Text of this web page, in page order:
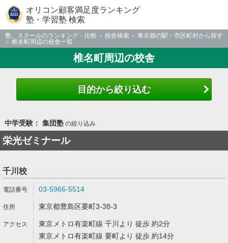
オリコン顧客満足度ランキング
塾・学習塾 検索
塾、スクールのランキング・比較 校舎検索
東京都の駅・市区町村から探す
椎名町周辺の校舎一覧
椎名町周辺の校舎
目的から絞り込む
中学受験： 集団塾の絞り込み
栄光ゼミナール
千川校
03-5966-5514
東京都豊島区要町3-38-3
東京メトロ有楽町線 千川より 徒歩 約2分
東京メトロ有楽町線 要町より 徒歩 約14分